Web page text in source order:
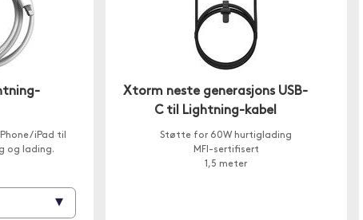
/ iPad til
og lading.
▾
Xtorm neste generasjons USB-
C til Lightning-kabel
Støtte for 60W hurtiglading
MFI-sertifisert
1,5 meter